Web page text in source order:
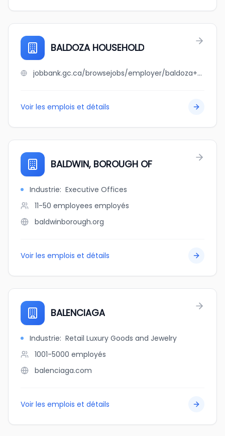
BALDOZA HOUSEHOLD
jobbank.gc.ca/browsejobs/employer/baldoza+household/ca
Voir les emplois et détails
BALDWIN, BOROUGH OF
Industrie: Executive Offices
11-50 employees employés
baldwinborough.org
Voir les emplois et détails
BALENCIAGA
Industrie: Retail Luxury Goods and Jewelry
1001-5000 employés
balenciaga.com
Voir les emplois et détails